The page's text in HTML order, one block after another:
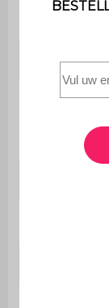
Gebruik
Garantie